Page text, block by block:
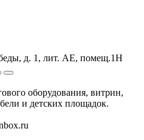
д. 1, лит. АЕ, помещ.1Н
оборудования, витрин,
и детских площадок.